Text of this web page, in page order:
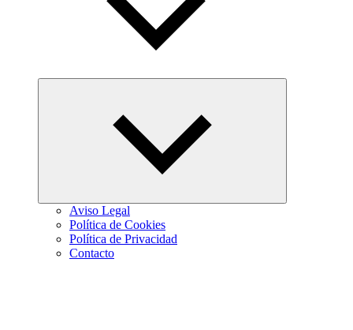
Aviso Legal
Política de Cookies
Política de Privacidad
Contacto